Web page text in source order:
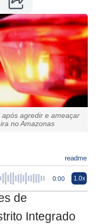
agredir e ameaçar
no Amazonas
readme
0:00 1.0x
de
Integrado